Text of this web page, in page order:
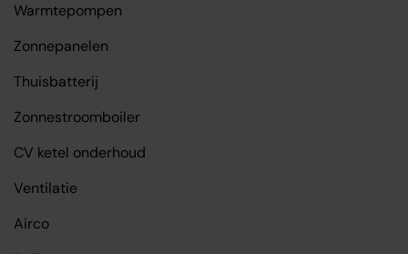
Warmtepompen
Zonnepanelen
Thuisbatterij
Zonnestroomboiler
CV ketel onderhoud
Ventilatie
Airco